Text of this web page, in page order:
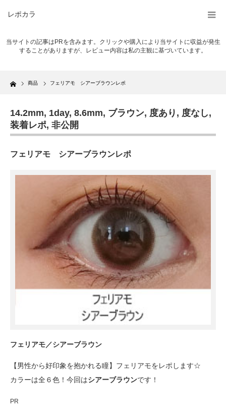
レポカラ
当サイトの記事はPRを含みます。クリックや購入により当サイトに収益が発生
することがありますが、レビュー内容は私の主観に基づいています。
Home 商品 フェリアモ シアーブラウンレポ
14.2mm, 1day, 8.6mm, ブラウン, 度あり , 度なし,
装着レポ, 非公開
フェリアモ シアーブラウンレポ
フェリアモ／シアーブラウン
【男性から好印象を抱かれる瞳】フェリアモをレポします☆
カラーは全６色！今回はシアーブラウンです！
PR